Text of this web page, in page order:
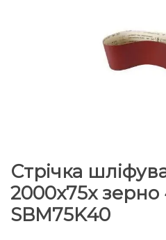
Стрічка
2000x75x
SBM75K40